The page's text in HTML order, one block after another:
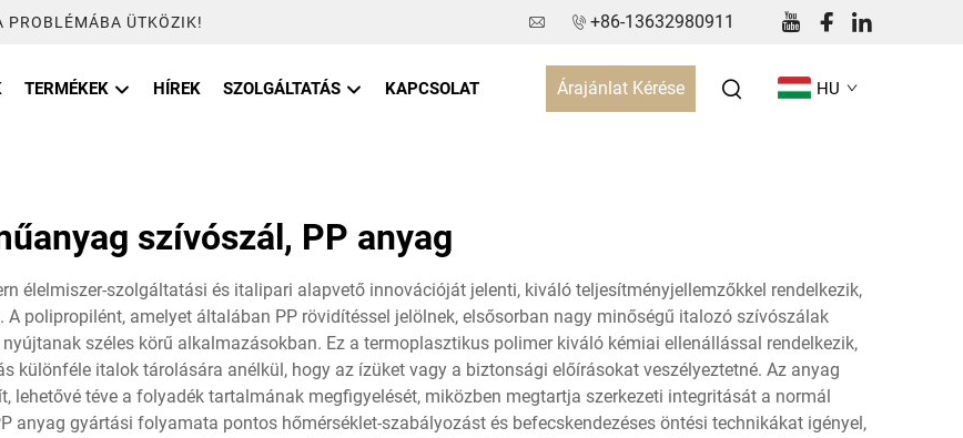
PROBLÉMÁBA ÜTKÖZIK! +86-13632980911
TERMÉKEK HÍREK SZOLGÁLTATÁS KAPCSOLAT Árajánlat Kérése HU
szívószál, PP anyag
élelmiszer-szolgáltatási és italipari alapvető innovációját jelenti, kiváló teljesítményjellemzőkkel rendelkezik,
polipropilént, amelyet általában PP rövidítéssel jelölnek, elsősorban nagy minőségű italozó szívószálak
széles körű alkalmazásokban. Ez a termoplasztikus polimer kiváló kémiai ellenállással rendelkezik,
különféle italok tárolására anélkül, hogy az ízüket vagy a biztonsági előírásokat veszélyeztetné. Az anyag
lehetővé téve a folyadék tartalmának megfigyelését, miközben megtartja szerkezeti integritását a normál
anyag gyártási folyamata pontos hőmérséklet-szabályozást és befecskendezéses öntési technikákat igényel,